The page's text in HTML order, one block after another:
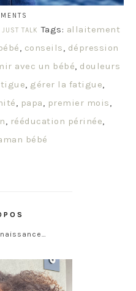
JUST TALK Tags: allaitement
, conseils, dépression
avec un bébé, douleurs
, gérer la fatigue,
, papa, premier mois,
, rééducation périnée,
bébé